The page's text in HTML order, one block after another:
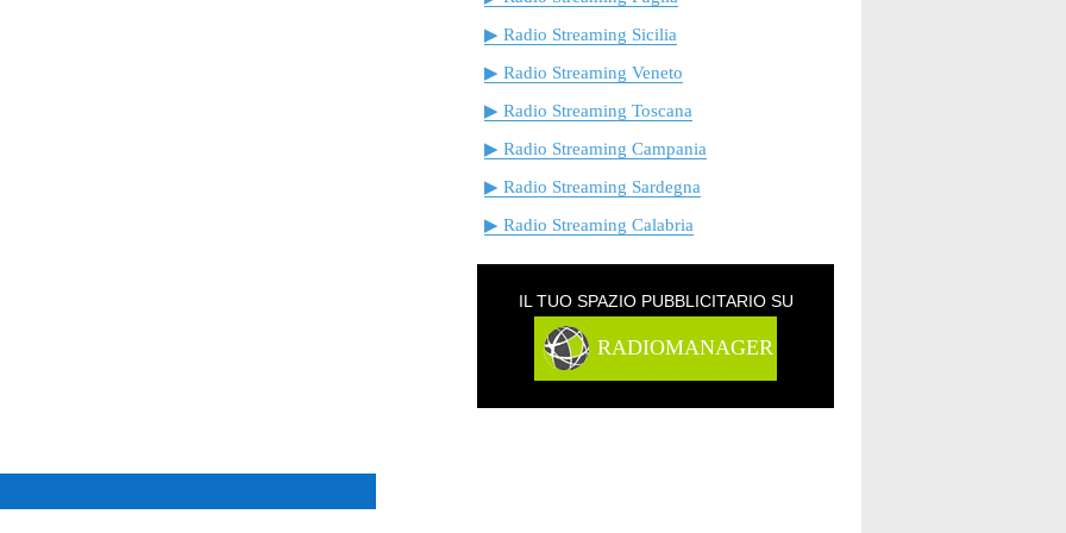
▶ Radio Streaming Sicilia
▶ Radio Streaming Veneto
▶ Radio Streaming Toscana
▶ Radio Streaming Campania
▶ Radio Streaming Sardegna
▶ Radio Streaming Calabria
IL TUO SPAZIO PUBBLICITARIO SU
RADIOMANAGER